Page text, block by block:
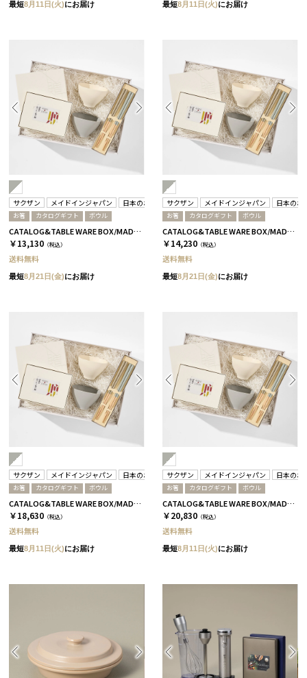
最短8月11日(火)にお届け 最短8月11日(火)にお届け
サクザン メイドインジャパン 日本のおいしい食べ物 箸蔵まつかん
お箸 カタログギフト ボウル
CATALOG&TABLE WARE BOX/MADE IN JAPAN/グレー＆ホワイト/浜色＆雲色/ C MJ06＋橙
￥13,130 （税込）
送料無料
最短8月21日(金)にお届け
サクザン メイドインジャパン 日本のお
お箸 カタログギフト ボウル
CATALOG&TABLE WARE BOX/MADE IN JAPAN/グレー＆ホワイト/浜色＆雲色/ C MJ08＋蓮
￥14,230 （税込）
送料無料
最短8月21日(金)にお届け
サクザン メイドインジャパン 日本のおいしい食べ物 箸蔵まつかん
お箸 カタログギフト ボウル
CATALOG&TABLE WARE BOX/MADE IN JAPAN/グレー＆ホワイト/浜色＆雲色/ C MJ14＋逢
￥18,630 （税込）
送料無料
最短8月11日(火)にお届け
サクザン メイドインジャパン 日本のお
お箸 カタログギフト ボウル
CATALOG&TABLE WARE BOX/MADE IN JAPAN/グレー＆ホワイト/浜色＆雲色/ C MJ16＋茜
￥20,830 （税込）
送料無料
最短8月11日(火)にお届け